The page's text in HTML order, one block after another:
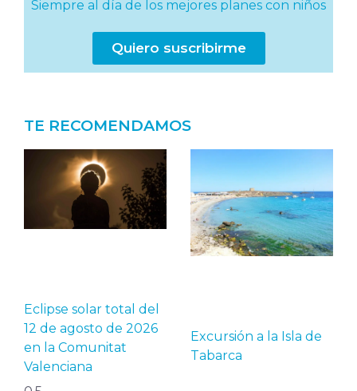
Siempre al día de los mejores planes con niños
Quiero suscribirme
TE RECOMENDAMOS
Eclipse solar total del
12 de agosto de 2026
en la Comunitat
Valenciana
Excursión a la Isla de
Tabarca